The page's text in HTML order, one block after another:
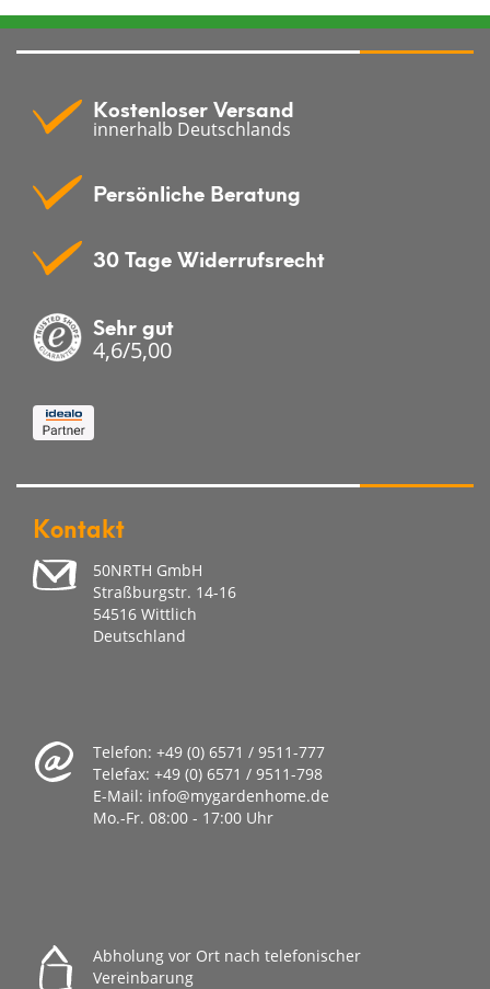
Kostenloser Versand
innerhalb Deutschlands
Persönliche Beratung
30 Tage Widerrufsrecht
Sehr gut
4,6/5,00
Kontakt
50NRTH GmbH
Straßburgstr. 14-16
54516 Wittlich
Deutschland
Telefon: +49 (0) 6571 / 9511-777
Telefax: +49 (0) 6571 / 9511-798
E-Mail: info@mygardenhome.de
Mo.-Fr. 08:00 - 17:00 Uhr
Abholung vor Ort nach telefonischer
Vereinbarung